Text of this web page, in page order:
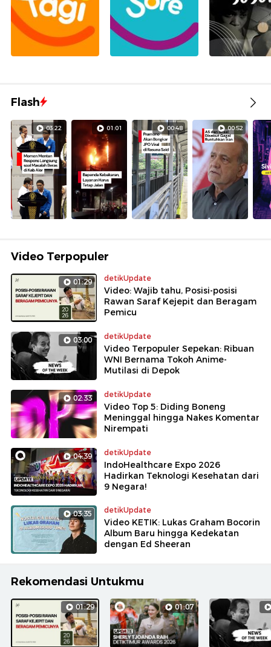
Flash
03:22 01:01 00:48 00:52
Video Terpopuler
01:29 detikUpdate
Video: Wajib tahu, Posisi-posisi
Rawan Saraf Kejepit dan Beragam
Pemicu
03:00 detikUpdate
Video Terpopuler Sepekan: Ribuan
WNI Bernama Tokoh Anime-
Mutilasi di Depok
02:33 detikUpdate
Video Top 5: Diding Boneng
Meninggal hingga Nakes Komentar
Nirempati
04:39 detikUpdate
IndoHealthcare Expo 2026
Hadirkan Teknologi Kesehatan dari
9 Negara!
03:35 detikUpdate
Video KETIK: Lukas Graham Bocorin
Album Baru hingga Kedekatan
dengan Ed Sheeran
Rekomendasi Untukmu
01:29 01:07